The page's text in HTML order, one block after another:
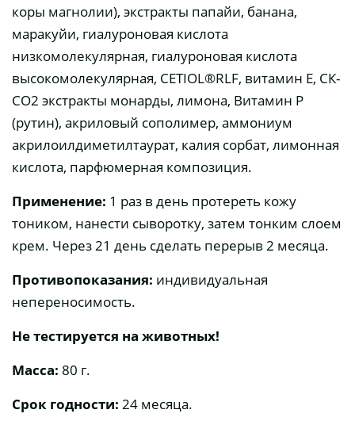
коры магнолии), экстракты папайи, банана,
маракуйи, гиалуроновая кислота
низкомолекулярная, гиалуроновая кислота
высокомолекулярная, CETIOL®RLF, витамин Е, СК-
СО2 экстракты монарды, лимона, Витамин P
(рутин), акриловый сополимер, аммониум
акрилоилдиметилтаурат, калия сорбат, лимонная
кислота, парфюмерная композиция.
Применение: 1 раз в день протереть кожу
тоником, нанести сыворотку, затем тонким слоем
крем. Через 21 день сделать перерыв 2 месяца.
Противопоказания: индивидуальная
непереносимость.
Не тестируется на животных!
Масса: 80 г.
Срок годности: 24 месяца.